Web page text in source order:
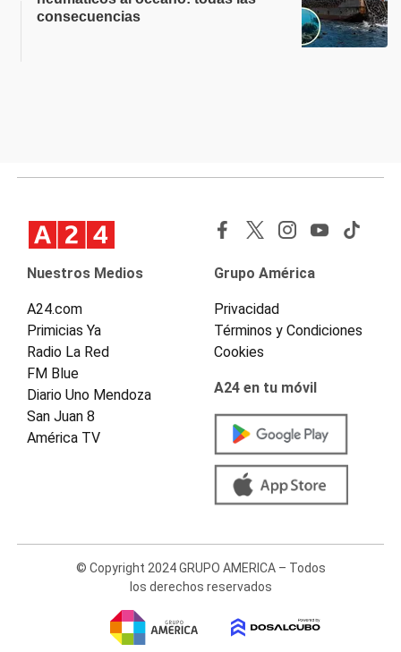
consecuencias
Nuestros Medios
A24.com
Primicias Ya
Radio La Red
FM Blue
Diario Uno Mendoza
San Juan 8
América TV
Grupo América
Privacidad
Términos y Condiciones
Cookies
A24 en tu móvil
© Copyright 2024 GRUPO AMERICA – Todos
los derechos reservados